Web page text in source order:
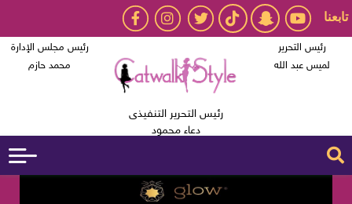
تابعنا
رئيس التحرير
لميس عبد الله
رئيس التحرير التنفيذى
دعاء محمود
رئيس مجلس الإدارة
محمد حازم